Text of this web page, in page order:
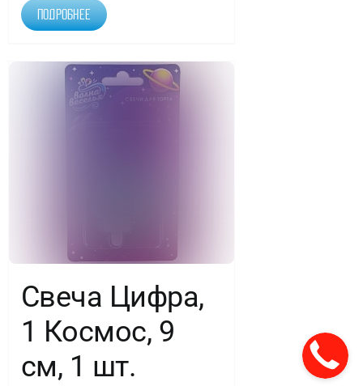
Подробнее
Свеча Цифра,
1 Космос, 9
см, 1 шт.